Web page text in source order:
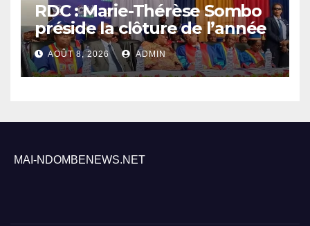
RDC : Marie-Thérèse Sombo
préside la clôture de l’année
académique 2025-2026 à
l’UNIKIN
AOÛT 8, 2026 ADMIN
MAI-NDOMBENEWS.NET